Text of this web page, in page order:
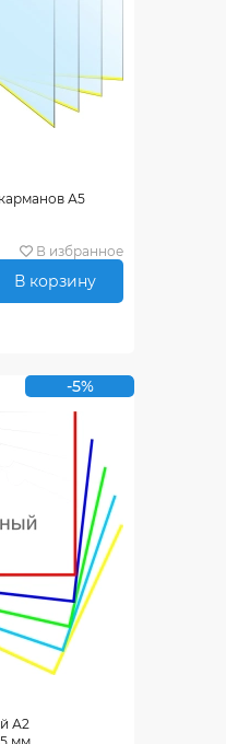
А5
В избранное
В корзину
-5%
А2